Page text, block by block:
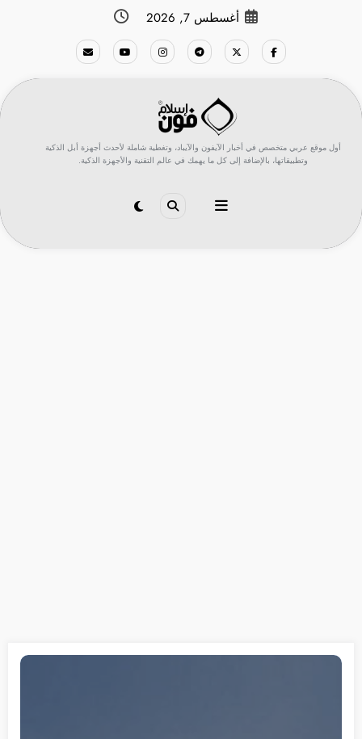
أغسطس 7, 2026
أول موقع عربي متخصص في أخبار الآيفون والآيباد، وتغطية شاملة لأحدث أجهزة أبل الذكية
وتطبيقاتها، بالإضافة إلى كل ما يهمك في عالم التقنية والأجهزة الذكية.